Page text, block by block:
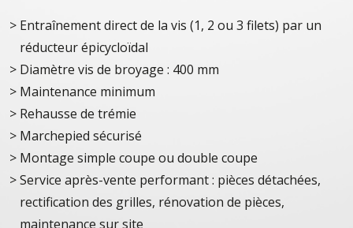
Entraînement direct de la vis (1, 2 ou 3 filets) par un
réducteur épicycloïdal
Diamètre vis de broyage : 400 mm
Maintenance minimum
Rehausse de trémie
Marchepied sécurisé
Montage simple coupe ou double coupe
Service après-vente performant : pièces détachées,
rectification des grilles, rénovation de pièces,
maintenance sur site